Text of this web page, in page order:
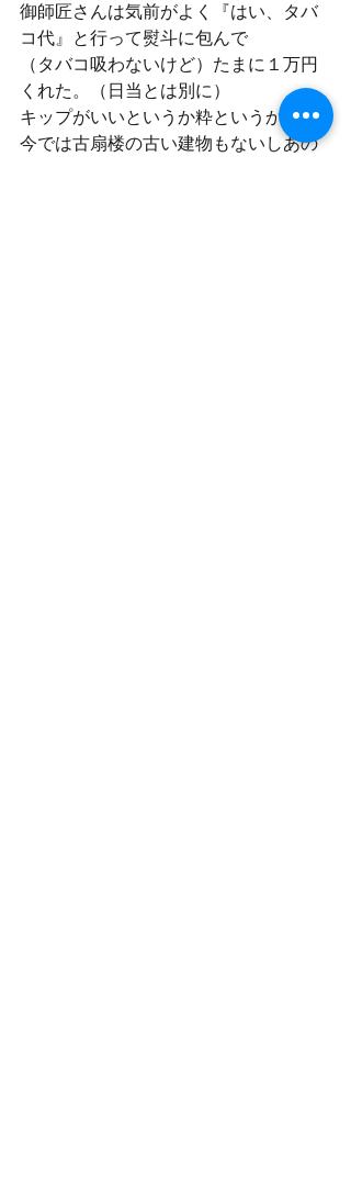
御師匠さんは気前がよく『はい、タバ
コ代』と行って熨斗に包んで
（タバコ吸わないけど）たまに１万円
くれた。（日当とは別に）
キップがいいというか粋というか。
今では古扇楼の古い建物もないしあの